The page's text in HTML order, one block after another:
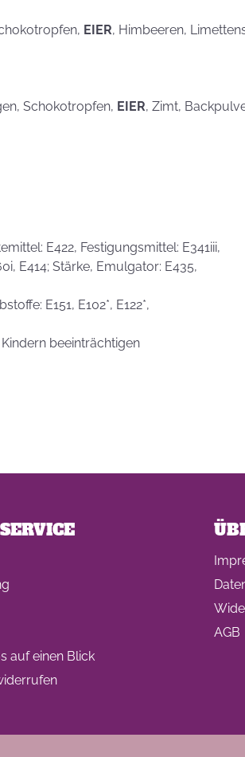
EIER, Himbeeren,
Schokotropfen, EIER, Zimt,
E422, Festigungsmittel: E341iii,
E414; Stärke, Emulgator: E435,
E151, E102*, E122*,
beeinträchtigen
auf einen Blick
AGB